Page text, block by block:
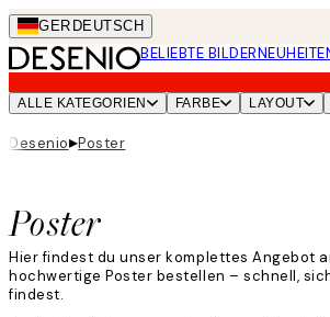
Skip
to
main
content.
GER DEUTSCH
BELIEBTE BILDER
ALLE KATEGORIEN FARBE LAYOUT
Desenio▸Poster
Poster
Hier findest du unser komplettes Angebot
hochwertige Poster bestellen – schnell,
findest.